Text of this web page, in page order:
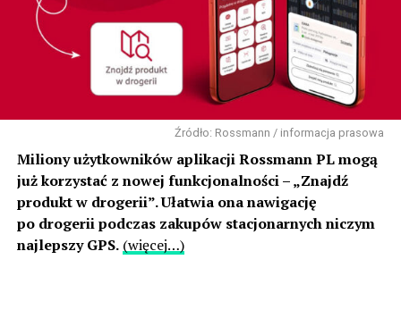
Źródło: Rossmann / informacja prasowa
Miliony użytkowników aplikacji Rossmann PL mogą
już korzystać z nowej funkcjonalności – „Znajdź
produkt w drogerii”. Ułatwia ona nawigację
po drogerii podczas zakupów stacjonarnych niczym
najlepszy GPS. (więcej…)